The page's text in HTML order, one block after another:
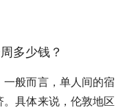
多少钱？
般而言，单人间的宿
具体来说，伦敦地区